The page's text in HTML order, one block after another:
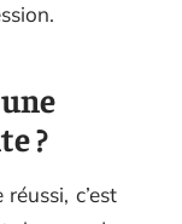
?
c’est